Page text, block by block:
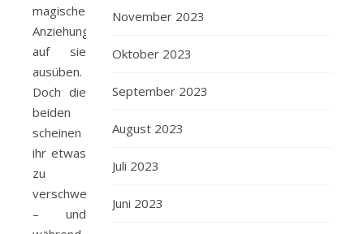
magische
Anziehung
auf sie
ausüben.
Doch die
beiden
scheinen
ihr etwas
zu
verschweigen
– und
November 2023
Oktober 2023
September 2023
August 2023
Juli 2023
Juni 2023